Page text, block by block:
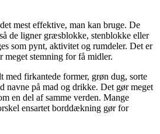
mest effektive, man kan bruge. De
de ligner græsblokke, stenblokke eller
som pynt, aktivitet og rumdeler. Det er
meget stemning for få midler.
med firkantede former, grøn dug, sorte
navne på mad og drikke. Det gør meget
en del af samme verden. Mange
ensartet borddækning gør for